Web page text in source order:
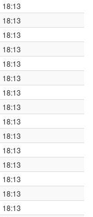
18:13
18:13
18:13
18:13
18:13
18:13
18:13
18:13
18:13
18:13
18:13
18:13
18:13
18:13
18:13